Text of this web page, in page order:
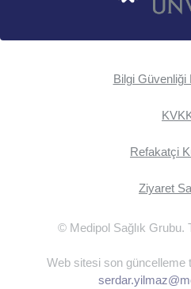
Bilgi Güvenliği
Refakatçi
Ziyaret
© Medipol Sağlık Grubu.
Web sitesi son güncelleme